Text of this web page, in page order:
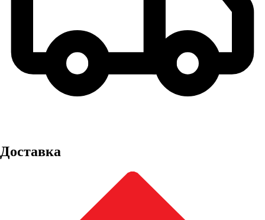
Доставка